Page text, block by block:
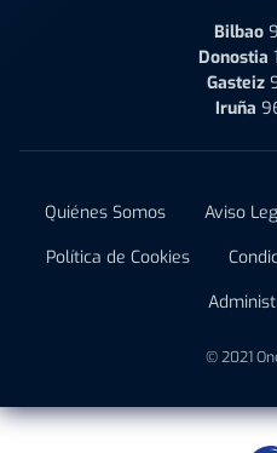
Bilbao
Donostia
Gasteiz
Iruña
Quiénes Somos Aviso
Política de Cookies
© 2021